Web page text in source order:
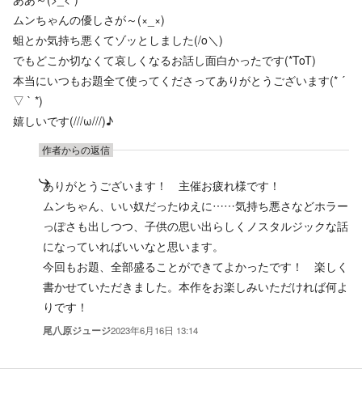
ムンちゃんの優しさが～(×_×)
蛆とか気持ち悪くてゾッとしました(/o＼)
でもどこか切なくて哀しくなるお話し面白かったです(*ToT)
本当にいつもお題全て使ってくださってありがとうございます(* ´
▽ ` *)
嬉しいです(///ω///)♪
作者からの返信
ありがとうございます！ 主催お疲れ様です！
ムンちゃん、いい奴だったゆえに……気持ち悪さなどホラー
っぽさも出しつつ、子供の思い出らしくノスタルジックな話
になっていればいいなと思います。
今回もお題、全部盛ることができてよかったです！ 楽しく
書かせていただきました。本作をお楽しみいただければ何よ
りです！
尾八原ジュージ2023年6月16日 13:14